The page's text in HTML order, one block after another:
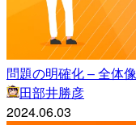
問題の明確化 – 全体像
田部井勝彦
2024.06.03